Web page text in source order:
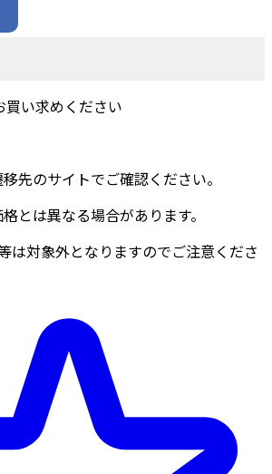
い求めください
先のサイトでご確認ください。
とは異なる場合があります。
は対象外となりますのでご注意くださ